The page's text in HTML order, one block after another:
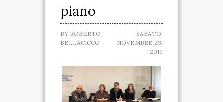
VISITE ED ESCURSIONI
TARANTO SPARTANA
piano
BY ROBERTO
BELLACICCO
SABATO,
NOVEMBRE 23,
2019